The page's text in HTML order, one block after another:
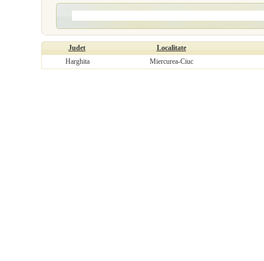
Judet
Localitate
Harghita
Miercurea-Ciuc